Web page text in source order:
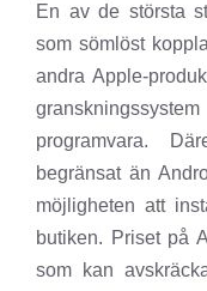
En av de största
som sömlöst
andra Apple-
programvara.
begränsat än
möjligheten att
butiken. Priset på
som kan